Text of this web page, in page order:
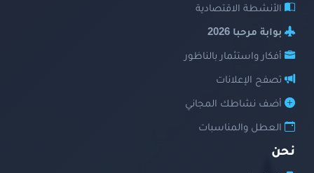
الأنشطة الاقتصادية
بوابة مرحبا 2026
أفكار واستثمار بالناظور
تصفح الإعلانات
أضف نشاطك المجاني
العطل والمناسبات
نحن